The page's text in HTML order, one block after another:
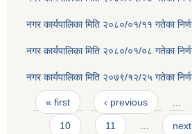
नगर कार्यपालिका मिति २०८०/०१/११ गतेका
नगर कार्यपालिका मिति २०८०/०१/०८ गतेका
नगर कार्यपालिका मिति २०७९/१२/२५ गतेका
Pages
« first ‹ previous …
10 11 … next